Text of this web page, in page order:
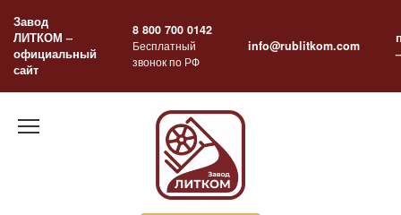
содержанию
Завод
ЛИТКОМ –
официальный
сайт
8 800 700 0142
Бесплатный
звонок по РФ
info@rublitkom.com